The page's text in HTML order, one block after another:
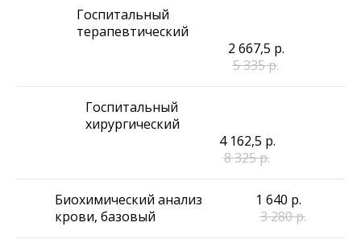
Госпитальный
терапевтический
2 667,5 р.
5 335р.
Госпитальный
хирургический
4 162,5 р.
8 325р.
Биохимический анализ
крови, базовый
1 640 р.
3 280р.